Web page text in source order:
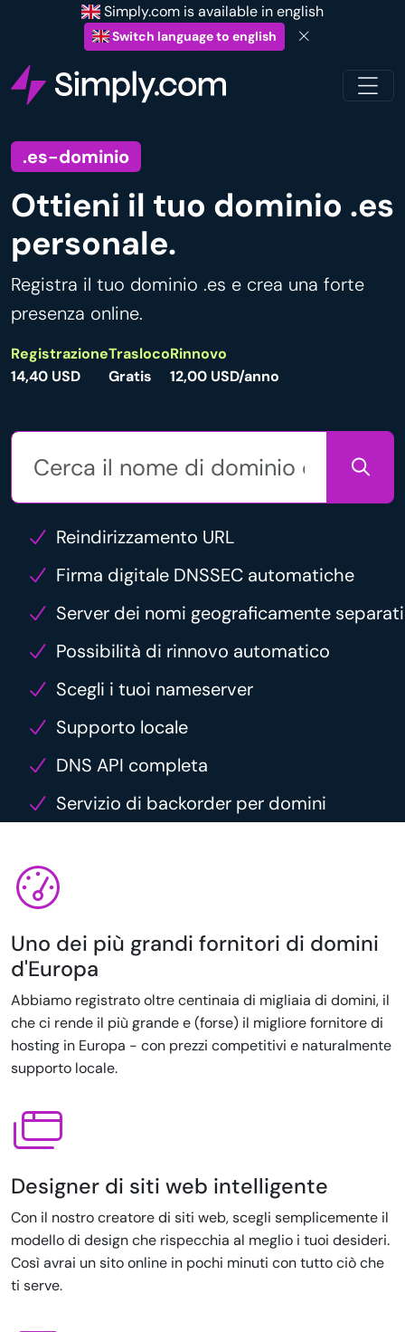
Simply.com is available in english
Switch language to english
.es-dominio
Ottieni il tuo dominio .es
personale.
Registra il tuo dominio .es e crea una forte
presenza online.
Registrazione
14,40 USD
Trasloco
Gratis
Rinnovo
12,00 USD/anno
Reindirizzamento URL
Firma digitale DNSSEC automatiche
Server dei nomi geograficamente separati
Possibilità di rinnovo automatico
Scegli i tuoi nameserver
Supporto locale
DNS API completa
Servizio di backorder per domini
Uno dei più grandi fornitori di domini
d'Europa
Abbiamo registrato oltre centinaia di migliaia di domini, il
che ci rende il più grande e (forse) il migliore fornitore di
hosting in Europa - con prezzi competitivi e naturalmente
supporto locale.
Designer di siti web intelligente
Con il nostro creatore di siti web, scegli semplicemente il
modello di design che rispecchia al meglio i tuoi desideri.
Così avrai un sito online in pochi minuti con tutto ciò che
ti serve.